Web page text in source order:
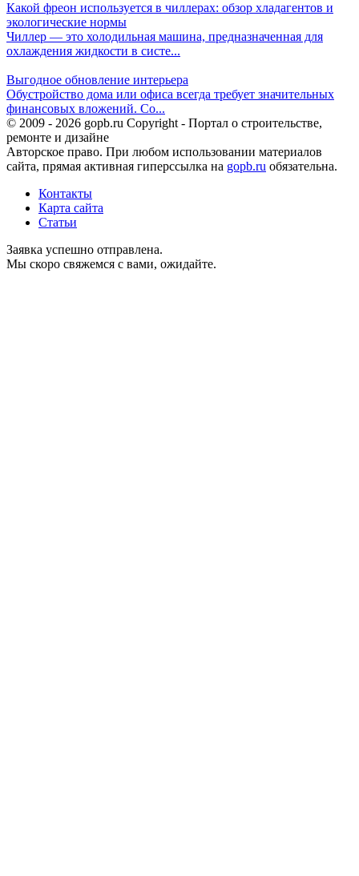
Какой фреон используется в чиллерах: обзор хладагентов и
экологические нормы
Чиллер — это холодильная машина, предназначенная для
охлаждения жидкости в систе...
Выгодное обновление интерьера
Обустройство дома или офиса всегда требует значительных
финансовых вложений. Со...
© 2009 - 2026 gopb.ru Copyright - Портал о строительстве,
ремонте и дизайне
Авторское право. При любом использовании материалов
сайта, прямая активная гиперссылка на gopb.ru обязательна.
Контакты
Карта сайта
Статьи
Заявка успешно отправлена.
Мы скоро свяжемся с вами, ожидайте.